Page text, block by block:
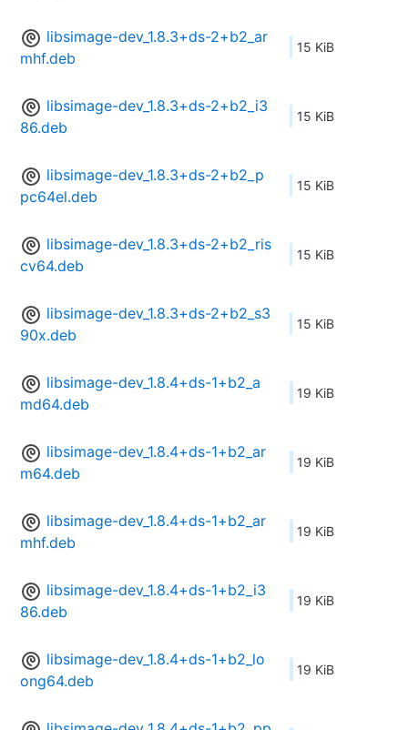
libsimage-dev_1.8.3+ds-2+b2_ar
mhf.deb
15 KiB
libsimage-dev_1.8.3+ds-2+b2_i3
86.deb
15 KiB
libsimage-dev_1.8.3+ds-2+b2_p
pc64el.deb
15 KiB
libsimage-dev_1.8.3+ds-2+b2_ris
cv64.deb
15 KiB
libsimage-dev_1.8.3+ds-2+b2_s3
90x.deb
15 KiB
libsimage-dev_1.8.4+ds-1+b2_a
md64.deb
19 KiB
libsimage-dev_1.8.4+ds-1+b2_ar
m64.deb
19 KiB
libsimage-dev_1.8.4+ds-1+b2_ar
mhf.deb
19 KiB
libsimage-dev_1.8.4+ds-1+b2_i3
86.deb
19 KiB
libsimage-dev_1.8.4+ds-1+b2_lo
ong64.deb
19 KiB